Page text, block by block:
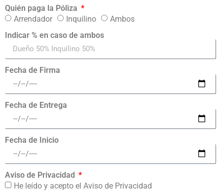
Quién paga la Póliza
Arrendador
Inquilino
Ambos
Indicar % en caso de ambos
Fecha de Firma
Fecha de Entrega
Fecha de Inicio
Aviso de Privacidad
He leído y acepto el Aviso de Privacidad